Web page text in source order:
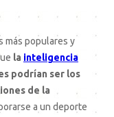
más populares y
la inteligencia
podrían ser los
de la
a un deporte